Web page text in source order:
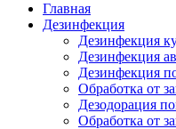
Главная
Дезинфекция
Дезинфекция
Дезинфекция
Дезинфекция
Обработка от
Дезодорация
Обработка от